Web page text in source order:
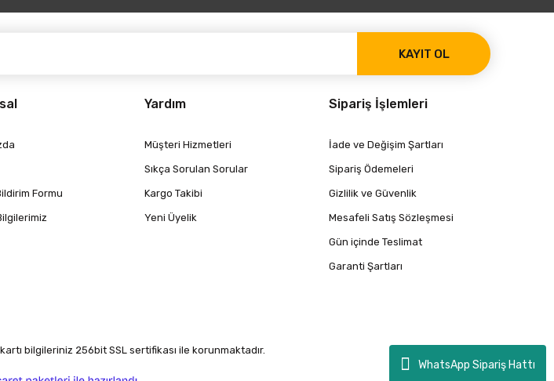
WhatsApp Sipariş Hattı
KAYIT OL
Formu
Yardım
Müşteri Hizmetleri
Sıkça Sorulan Sorular
Kargo Takibi
Yeni Üyelik
Sipariş İşlemleri
İade ve Değişim Şartları
Sipariş Ödemeleri
Gizlilik ve Güvenlik
Mesafeli Satış Sözleşmesi
Gün içinde Teslimat
Garanti Şartları
bilgileriniz 256bit SSL sertifikası ile korunmaktadır.